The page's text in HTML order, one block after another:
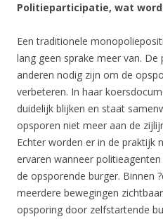
Politieparticipatie, wat
Een traditionele
lang geen sprake meer van.
anderen nodig zijn om de
verbeteren. In haar
duidelijk blijken en staat
opsporen niet meer aan de
Echter worden er in de praktijk
ervaren wanneer
de opsporende burger. Binnen
meerdere bewegingen
opsporing door zelfstartende